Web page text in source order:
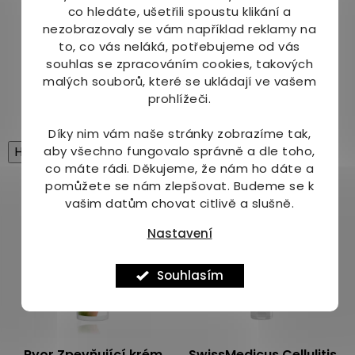
co hledáte, ušetřili spoustu klikání a
nezobrazovaly se vám například reklamy na
to, co vás neláká, potřebujeme od vás
souhlas se zpracováním cookies, takových
malých souborů, které se ukládají ve vašem
prohlížeči.
Díky nim vám naše stránky zobrazíme tak,
aby všechno fungovalo správně a dle toho,
co máte rádi. Děkujeme, že nám ho dáte a
pomůžete se nám zlepšovat. Budeme se k
vašim datům chovat citlivě a slušně.
Nastavení
Souhlasím
nahoru a tak dlouho, dokud se gel plně
nevstřebá. Po aplikaci si umyjte ruce.
Objem:
200 ml
High-contrast mode
Mohlo by Vás zajímat